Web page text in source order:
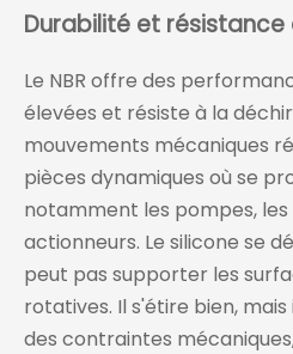
Durabilité et
Le NBR offre des
élevées et résiste à la
mouvements mécaniques
pièces dynamiques où se
notamment les pompes, les
actionneurs. Le silicone se
peut pas supporter les
rotatives. Il s'étire bien,
des contraintes